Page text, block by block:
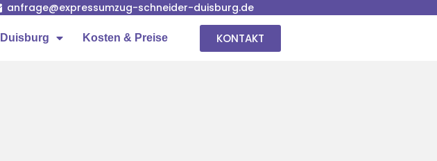
anfrage@expressumzug-schneider-duisburg.de
Kosten & Preise KONTAKT